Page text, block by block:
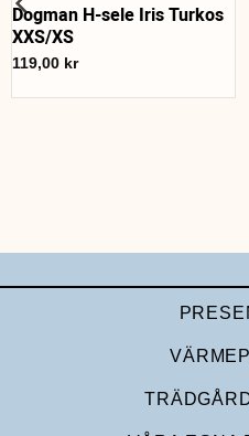
Dogman H-sele Iris Turkos
XXS/XS
119,00 kr